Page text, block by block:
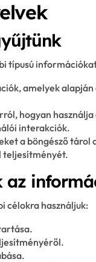
típusú
amelyek alapján
hogyan
interakciók.
a böngésző tárol
teljesítményét.
az
célokra használjuk: